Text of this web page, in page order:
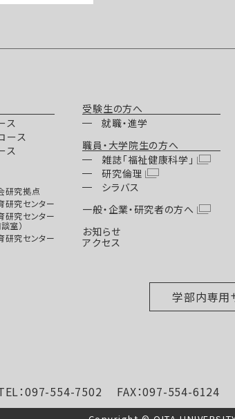
ス
ース
ス
研究拠点
研究センター
研究センター
室）
研究センター
受験生の方へ
就職・進学
職員・大学院生の方へ
雑誌「福祉健康科学」
研究倫理
シラバス
一般・企業・研究者の方へ
お知らせ
アクセス
学部内専用
：097-554-7502 FAX：097-554-6124